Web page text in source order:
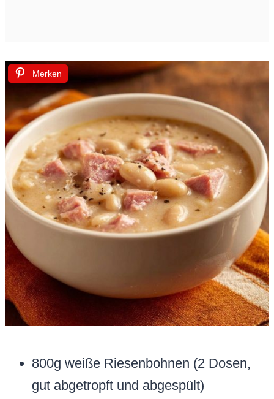
Merken
800g weiße Riesenbohnen (2 Dosen,
gut abgetropft und abgespült)